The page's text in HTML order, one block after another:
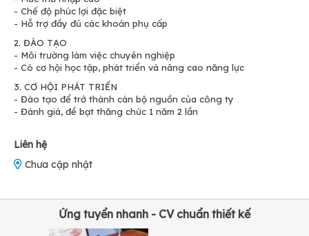
- Chế độ phúc lợi đặc biệt
- Hỗ trợ đầy đủ các khoản phụ cấp
2. ĐÀO TẠO
- Môi trường làm việc chuyên nghiệp
- Có cơ hội học tập, phát triển và nâng cao năng lực
3. CƠ HỘI PHÁT TRIỂN
- Đào tạo để trở thành cán bộ nguồn của công ty
- Đánh giá, đề bạt thăng chức 1 năm 2 lần
Liên hệ
Chưa cập nhật
Ứng tuyển nhanh - CV chuẩn thiết kế